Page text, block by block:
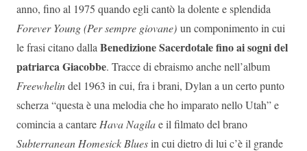
anno, fino al 1975 quando egli cantò la dolente e splendida
Forever Young (Per sempre giovane) un componimento in cui
le frasi citano dalla Benedizione Sacerdotale fino ai sogni del
patriarca Giacobbe. Tracce di ebraismo anche nell’album
Freewhelindel 1963 in cui, fra i brani, Dylan a un certo punto
scherza “questa è una melodia che ho imparato nello Utah” e
comincia a cantare Hava Nagilae il filmato del brano
Subterranean Homesick Bluesin cui dietro di lui c’è il grande